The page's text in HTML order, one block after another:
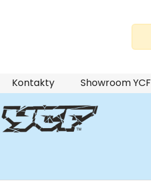
Přejít
na
obsah
Kontakty Showroom YCF